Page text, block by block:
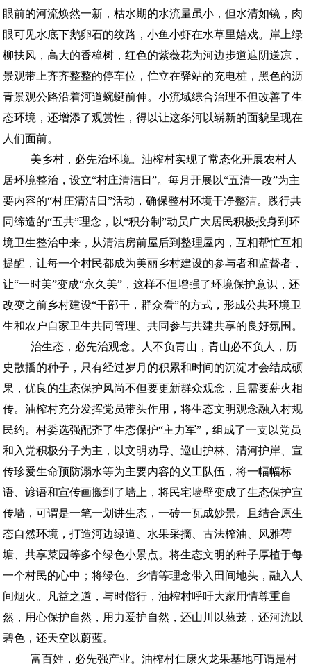
眼前的河流焕然一新，枯水期的水流量虽小，但水清如镜，肉
眼可见水底下鹅卵石的纹路，小鱼小虾在水草里嬉戏。岸上绿
柳扶风，高大的香樟树，红色的紫薇花为河边步道遮阴送凉，
景观带上齐齐整整的停车位，伫立在驿站的充电桩，黑色的沥
青景观公路沿着河道蜿蜒前伸。小流域综合治理不但改善了生
态环境，还增添了观赏性，得以让这条河以崭新的面貌呈现在
人们面前。
美乡村，必先治环境。油榨村实现了常态化开展农村人
居环境整治，设立“村庄清洁日”。每月开展以“五清一改”为主
要内容的“村庄清洁日”活动，确保整村环境干净整洁。践行共
同缔造的“五共”理念，以“积分制”动员广大居民积极投身到环
境卫生整治中来，从清洁房前屋后到整理屋内，互相帮忙互相
提醒，让每一个村民都成为美丽乡村建设的参与者和监督者，
让“一时美”变成“永久美”，这样不但增强了环境保护意识，还
改变之前乡村建设“干部干，群众看”的方式，形成公共环境卫
生和农户自家卫生共同管理、共同参与共建共享的良好氛围。
治生态，必先治观念。人不负青山，青山必不负人，历
史散播的种子，只有经过岁月的积累和时间的沉淀才会结成硕
果，优良的生态保护风尚不但要更新群众观念，且需要薪火相
传。油榨村充分发挥党员带头作用，将生态文明观念融入村规
民约。村委选强配齐了生态保护“主力军”，组成了一支以党员
和入党积极分子为主，以文明劝导、巡山护林、清河护岸、宣
传珍爱生命预防溺水等为主要内容的义工队伍，将一幅幅标
语、谚语和宣传画搬到了墙上，将民宅墙壁变成了生态保护宣
传墙，可谓是一笔一划讲生态，一砖一瓦成妙景。且结合原生
态自然环境，打造河边绿道、水果采摘、古法榨油、风雅荷
塘、共享菜园等多个绿色小景点。将生态文明的种子厚植于每
一个村民的心中；将绿色、乡情等理念带入田间地头，融入人
间烟火。凡益之道，与时偕行，油榨村呼吁大家用情尊重自
然，用心保护自然，用力爱护自然，还山川以葱茏，还河流以
碧色，还天空以蔚蓝。
富百姓，必先强产业。油榨村仁康火龙果基地可谓是村